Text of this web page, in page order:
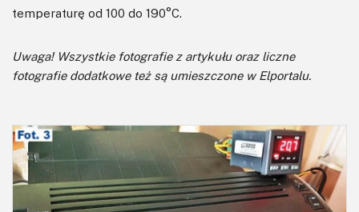
temperaturę od 100 do 190°C.
Uwaga! Wszystkie fotografie z artykułu oraz liczne
fotografie dodatkowe też są umieszczone w Elportalu.